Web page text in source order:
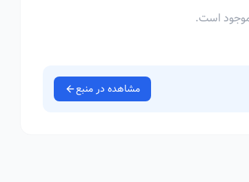
است.
مشاهده در منبع